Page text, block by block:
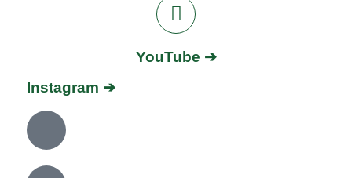
YouTube ➔
Instagram ➔